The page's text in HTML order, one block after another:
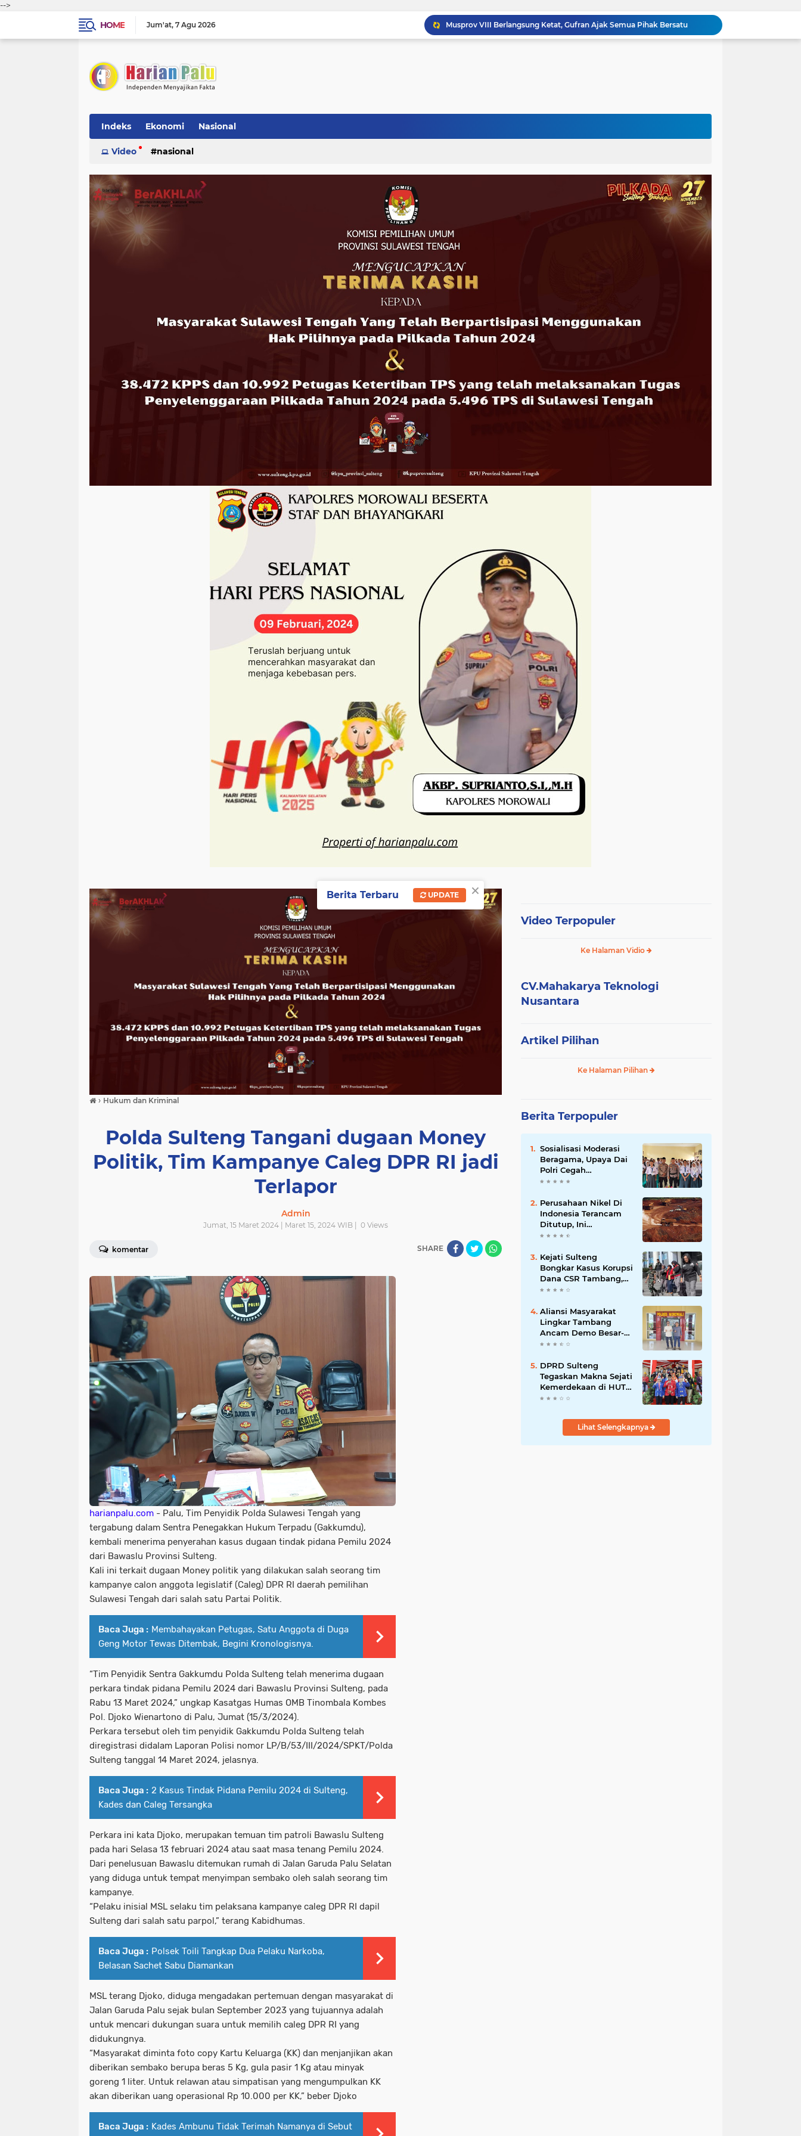
-->
HOME
Jum'at 7 Agu 2026
Musprov VIII Berlangsung Ketat, Gufran Ajak Semua Pihak Bersatu
Razia Gabungan di Lapas Parigi, 12 WBP Positif Narkoba dan 7 Handphone Disita
Kejati Sulteng Geledah Kantor UPP Kolonodale, Sita Dokumen dan Barang Bukti Elektronik Kasus Nikel PT. Cocoman
Indeks Ekonomi Nasional
Video nasional
› Hukum dan Kriminal
Polda Sulteng Tangani dugaan Money
Politik, Tim Kampanye Caleg DPR RI jadi
Terlapor
Admin
Jumat, 15 Maret 2024 | Maret 15, 2024 WIB | 0 Views
komentar SHARE
harianpalu.com - Palu, Tim Penyidik Polda Sulawesi Tengah yang
tergabung dalam Sentra Penegakkan Hukum Terpadu (Gakkumdu),
kembali menerima penyerahan kasus dugaan tindak pidana Pemilu 2024
dari Bawaslu Provinsi Sulteng.
Kali ini terkait dugaan Money politik yang dilakukan salah seorang tim
kampanye calon anggota legislatif (Caleg) DPR RI daerah pemilihan
Sulawesi Tengah dari salah satu Partai Politik.
Baca Juga : Membahayakan Petugas, Satu Anggota di Duga
Geng Motor Tewas Ditembak, Begini Kronologisnya.
“Tim Penyidik Sentra Gakkumdu Polda Sulteng telah menerima dugaan
perkara tindak pidana Pemilu 2024 dari Bawaslu Provinsi Sulteng, pada
Rabu 13 Maret 2024,” ungkap Kasatgas Humas OMB Tinombala Kombes
Pol. Djoko Wienartono di Palu, Jumat (15/3/2024).
Perkara tersebut oleh tim penyidik Gakkumdu Polda Sulteng telah
diregistrasi didalam Laporan Polisi nomor LP/B/53/III/2024/SPKT/Polda
Sulteng tanggal 14 Maret 2024, jelasnya.
Baca Juga : 2 Kasus Tindak Pidana Pemilu 2024 di Sulteng,
Kades dan Caleg Tersangka
Perkara ini kata Djoko, merupakan temuan tim patroli Bawaslu Sulteng
pada hari Selasa 13 februari 2024 atau saat masa tenang Pemilu 2024.
Dari penelusuan Bawaslu ditemukan rumah di Jalan Garuda Palu Selatan
yang diduga untuk tempat menyimpan sembako oleh salah seorang tim
kampanye.
“Pelaku inisial MSL selaku tim pelaksana kampanye caleg DPR RI dapil
Sulteng dari salah satu parpol,” terang Kabidhumas.
Baca Juga : Polsek Toili Tangkap Dua Pelaku Narkoba,
Belasan Sachet Sabu Diamankan
MSL terang Djoko, diduga mengadakan pertemuan dengan masyarakat di
Jalan Garuda Palu sejak bulan September 2023 yang tujuannya adalah
untuk mencari dukungan suara untuk memilih caleg DPR RI yang
didukungnya.
“Masyarakat diminta foto copy Kartu Keluarga (KK) dan menjanjikan akan
diberikan sembako berupa beras 5 Kg, gula pasir 1 Kg atau minyak
goreng 1 liter. Untuk relawan atau simpatisan yang mengumpulkan KK
akan diberikan uang operasional Rp 10.000 per KK,” beber Djoko
Baca Juga : Kades Ambunu Tidak Terimah Namanya di Sebut
Video Terpopuler
Ke Halaman Vidio
CV.Mahakarya Teknologi
Nusantara
Artikel Pilihan
Ke Halaman Pilihan
Berita Terpopuler
Sosialisasi Moderasi
Beragama, Upaya Dai
Polri Cegah
Radikalisme di
Perusahaan Nikel Di
Indonesia Terancam
Ditutup, Ini
Pernyataan Luhut
Kejati Sulteng
Bongkar Kasus Korupsi
Dana CSR Tambang,
Sekdes Tamainusi Ikut
Aliansi Masyarakat
Lingkar Tambang
Ancam Demo Besar-
Besaran di PT Vale
DPRD Sulteng
Tegaskan Makna Sejati
Kemerdekaan di HUT
ke-80 RI
Lihat Selengkapnya
×
Berita Terbaru UPDATE